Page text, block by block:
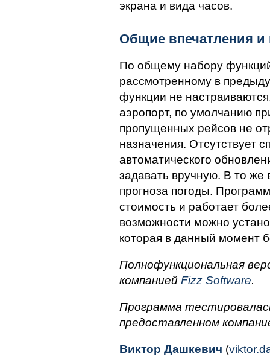
экрана и вида часов.
Общие впечатления
По общему набору
рассмотренному в
функции не
аэропорт, по умолчанию
пропущенных рейсов не
назначения. Отсутствует
автоматического
задавать вручную. В то же
прогноза погоды.
стоимость и работает
возможности можно
которая в данный момент
Полнофункциональная
компанией Fizz Software.
Программа
предоставленном
Виктор Дашкевич (